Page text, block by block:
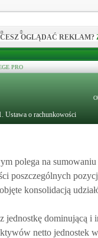
OGLĄDAĆ REKLAM?
PRO
Ustawa o rachunkowości
polega na
poszczególnych
konsolidacją
jednostkę dominującą
netto jednostek